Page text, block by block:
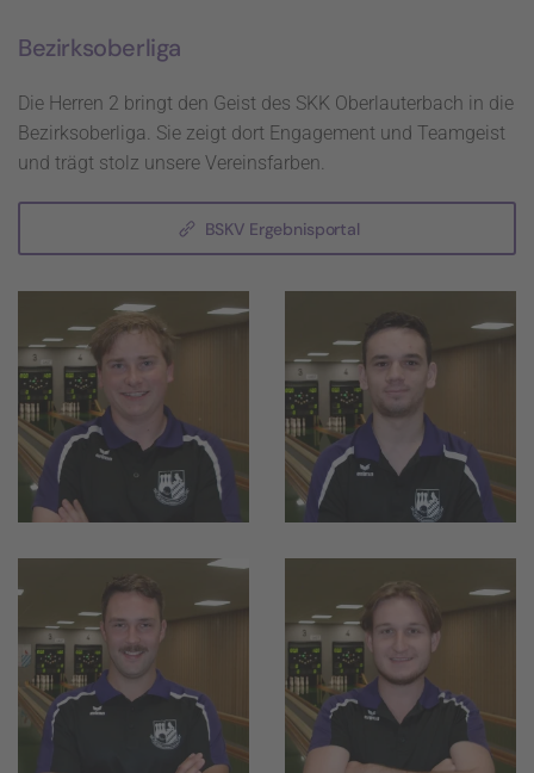
Bezirksoberliga
Die Herren 2 bringt den Geist des SKK Oberlauterbach in die
Bezirksoberliga. Sie zeigt dort Engagement und Teamgeist
und trägt stolz unsere Vereinsfarben.
BSKV Ergebnisportal